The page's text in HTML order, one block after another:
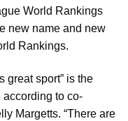
World Rankings
new name and new
Rankings.
great sport” is the
to co-
Margetts. “There are